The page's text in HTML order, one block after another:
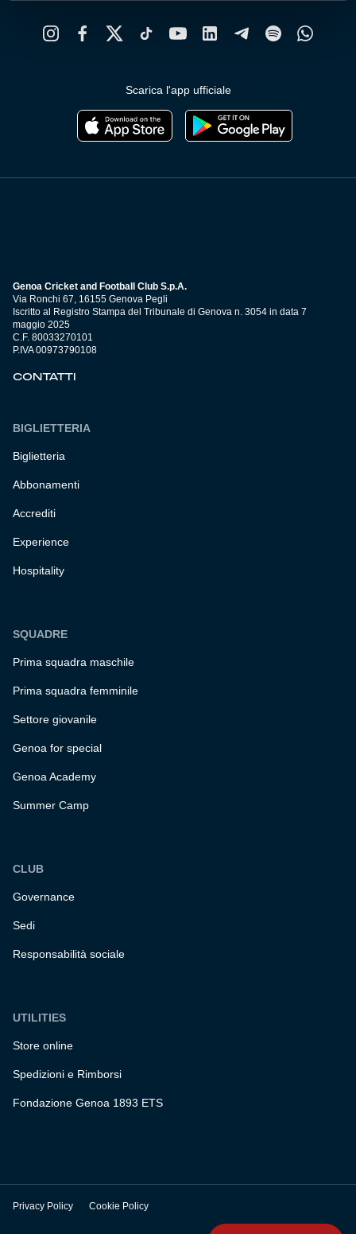
Scarica l'app ufficiale
Genoa Cricket and Football Club S.p.A.
Via Ronchi 67, 16155 Genova Pegli
Iscritto al Registro Stampa del Tribunale di Genova n. 3054 in data 7
maggio 2025
C.F. 80033270101
P.IVA 00973790108
CONTATTI
BIGLIETTERIA
Biglietteria
Abbonamenti
Accrediti
Experience
Hospitality
SQUADRE
Prima squadra maschile
Prima squadra femminile
Settore giovanile
Genoa for special
Genoa Academy
Summer Camp
CLUB
Governance
Sedi
Responsabilità sociale
UTILITIES
Store online
Spedizioni e Rimborsi
Fondazione Genoa 1893 ETS
Privacy Policy Cookie Policy